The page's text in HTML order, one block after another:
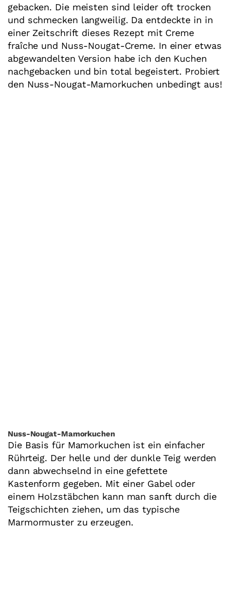
gebacken. Die meisten sind leider oft trocken
und schmecken langweilig. Da entdeckte in in
einer Zeitschrift dieses Rezept mit Creme
fraîche und Nuss-Nougat-Creme. In einer etwas
abgewandelten Version habe ich den Kuchen
nachgebacken und bin total begeistert. Probiert
den Nuss-Nougat-Mamorkuchen unbedingt aus!
Nuss-Nougat-Mamorkuchen
Die Basis für Mamorkuchen ist ein einfacher
Rührteig. Der helle und der dunkle Teig werden
dann abwechselnd in eine gefettete
Kastenform gegeben. Mit einer Gabel oder
einem Holzstäbchen kann man sanft durch die
Teigschichten ziehen, um das typische
Marmormuster zu erzeugen.